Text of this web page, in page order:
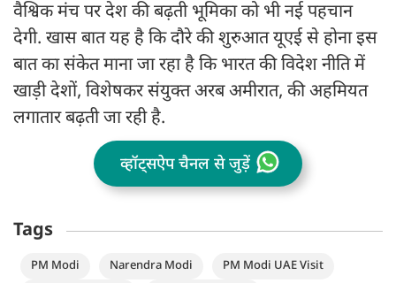
वैश्विक मंच पर देश की बढ़ती भूमिका को भी नई पहचान
देगी. खास बात यह है कि दौरे की शुरुआत यूएई से होना इस
बात का संकेत माना जा रहा है कि भारत की विदेश नीति में
खाड़ी देशों, विशेषकर संयुक्त अरब अमीरात, की अहमियत
लगातार बढ़ती जा रही है.
व्हॉट्सऐप चैनल से जुड़ें
Tags
PM Modi Narendra Modi
PM Modi UAE Visit